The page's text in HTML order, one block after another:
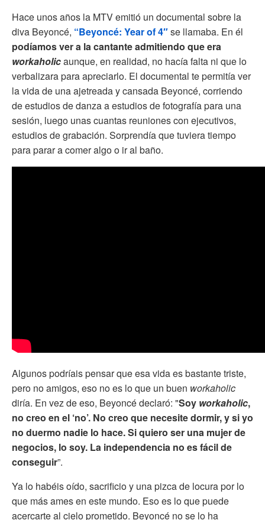
Hace unos años la MTV emitió un documental sobre la
diva Beyoncé, “Beyoncé: Year of 4″se llamaba. En él
podíamos ver a la cantante admitiendo que era
workaholicaunque, en realidad, no hacía falta ni que lo
verbalizara para apreciarlo. El documental te permitía ver
la vida de una ajetreada y cansada Beyoncé, corriendo
de estudios de danza a estudios de fotografía para una
sesión, luego unas cuantas reuniones con ejecutivos,
estudios de grabación. Sorprendía que tuviera tiempo
para parar a comer algo o ir al baño.
Algunos podríais pensar que esa vida es bastante triste,
pero no amigos, eso no es lo que un buen workaholic
diría. En vez de eso, Beyoncé declaró: "Soy workaholic,
no creo en el ‘no’. No creo que necesite dormir, y si yo
no duermo nadie lo hace. Si quiero ser una mujer de
negocios, lo soy. La independencia no es fácil de
conseguir”.
Ya lo habéis oído, sacrificio y una pizca de locura por lo
que más ames en este mundo. Eso es lo que puede
acercarte al cielo prometido. Beyoncé no se lo ha